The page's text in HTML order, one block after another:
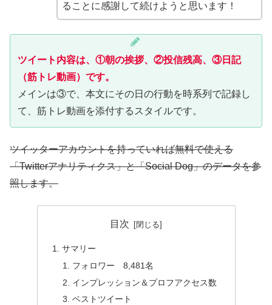
ることに感謝して続けようと思います！
ツイート内容は、①朝の挨拶、②投信残高、③日記
（筋トレ動画）です。
メインは③で、本文にその日の行動を時系列で記録し
て、筋トレ動画を添付するスタイルです。
ツイッターアカウントを持っていれば無料で使える
「Twitterアナリティクス」と「Social Dog」のデータを参
照します。
目次
サマリー
フォロワー 8,481名
インプレッション＆プロフアクセス数
ベストツイート